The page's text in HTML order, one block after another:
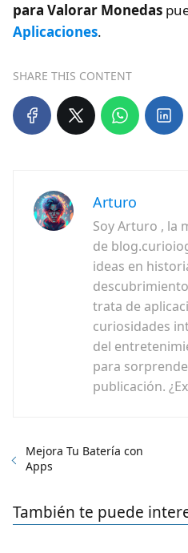
para Valorar Monedas
Aplicaciones.
SHARE THIS CONTENT
Arturo
Soy Arturo , la
de
ideas en
trata de
curiosidades
del
para
publicación.
Mejora Tu Batería con
Apps
También te puede